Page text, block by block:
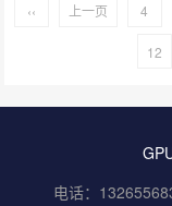
‹‹ 上一页 4
12
电话：